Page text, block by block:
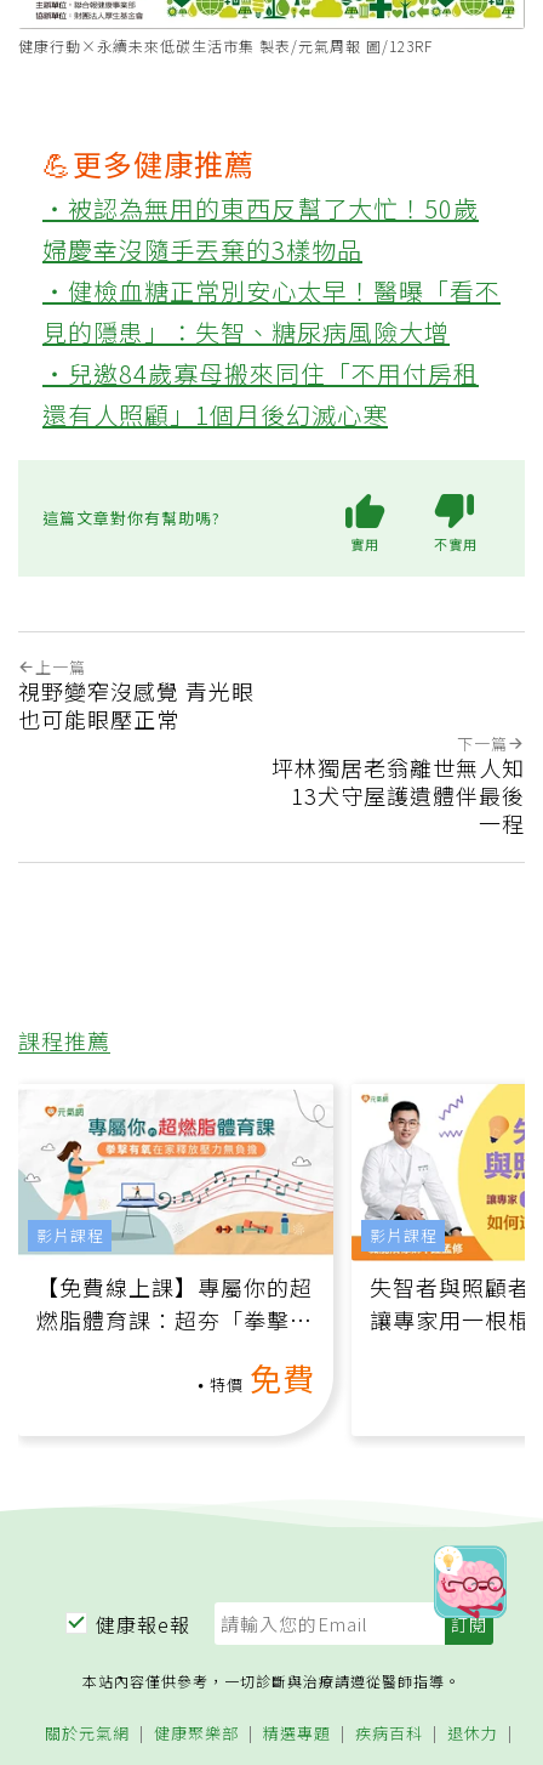
健康行動×永續未來低碳生活市集 製表/元氣周報 圖/123RF
💪更多健康推薦
‧被認為無用的東西反幫了大忙！50歲
婦慶幸沒隨手丟棄的3樣物品
‧健檢血糖正常別安心太早！醫曝「看不
見的隱患」：失智、糖尿病風險大增
‧兒邀84歲寡母搬來同住「不用付房租
還有人照顧」1個月後幻滅心寒
這篇文章對你有幫助嗎?
實用 不實用
上一篇
視野變窄沒感覺 青光眼
也可能眼壓正常
下一篇
坪林獨居老翁離世無人知
13犬守屋護遺體伴最後
一程
課程推薦
【免費線上課】專屬你的超
燃脂體育課：超夯「拳擊有
特價 免費
影片課程
失智者與照顧者
讓專家用一根棍
影片課程
健康報e報
本站內容僅供參考，一切診斷與治療請遵從醫師指導。
關於元氣網 健康聚樂部 精選專題 疾病百科
退休力